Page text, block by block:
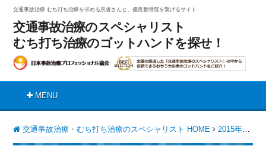
交通事故治療 むち打ち治療を求める患者さんと、優良整骨院を繋げるサイト
交通事故治療のスペシャリスト
むち打ち治療のゴットハンドを探せ！
MENU
交通事故治療・むち打ち治療のスペシャリスト HOME 2015年版 掲載院一覧